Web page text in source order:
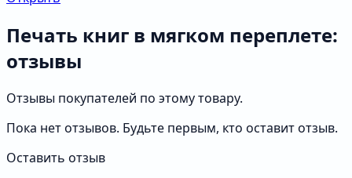
Печать книг в мягком переплете:
отзывы
Отзывы покупателей по этому товару.
Пока нет отзывов. Будьте первым, кто оставит отзыв.
Оставить отзыв